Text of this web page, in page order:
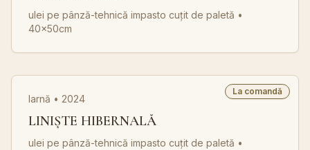
ulei pe pânză-tehnică impasto cuțit de paletă •
40x50cm
La comandă
Iarnă • 2024
LINIȘTE HIBERNALĂ
ulei pe pânză-tehnică impasto cuțit de paletă •